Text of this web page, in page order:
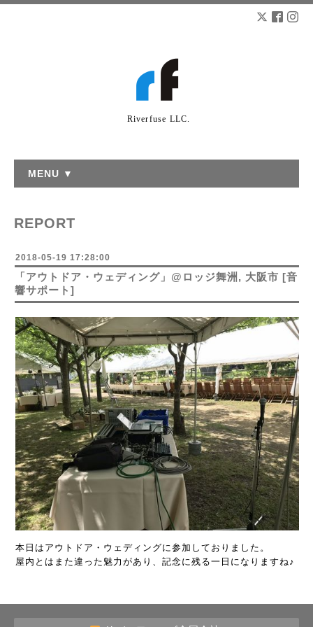
Riverfuse LLC.
MENU ▼
REPORT
2018-05-19 17:28:00
「アウトドア・ウェディング」@ロッジ舞洲, 大阪市 [音
響サポート]
本日はアウトドア・ウェディングに参加しておりました。
屋内とはまた違った魅力があり、記念に残る一日になりますね♪